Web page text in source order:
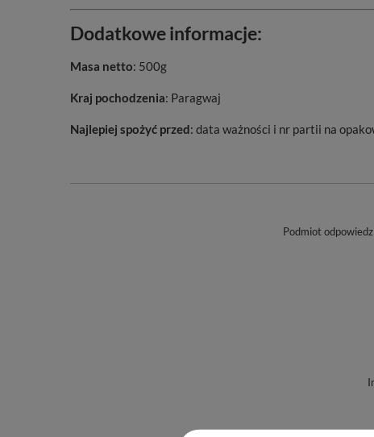
Dodatkowe informacje:
Masa netto: 500g
Kraj pochodzenia: Paragwaj
Najlepiej spożyć przed: data ważności i nr partii na
Podmiot